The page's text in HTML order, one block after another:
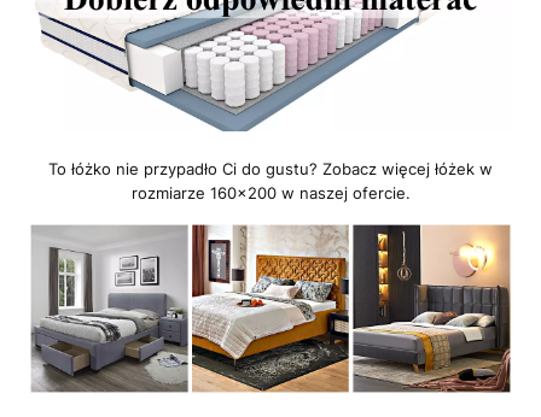
To łóżko nie przypadło Ci do gustu? Zobacz więcej łóżek w
rozmiarze 160x200 w naszej ofercie.